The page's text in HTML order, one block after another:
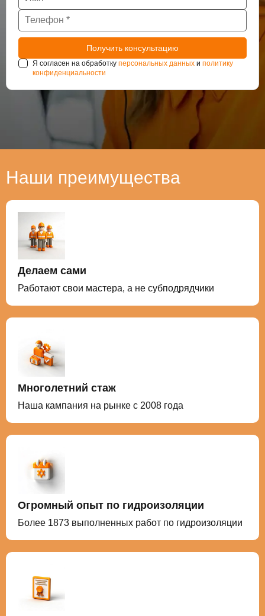
Я согласен на обработку персональных данных и политику
конфиденциальности
Наши преимущества
Делаем сами
Работают свои мастера, а не субподрядчики
Многолетний стаж
Наша кампания на рынке с 2008 года
Огромный опыт по гидроизоляции
Более 1873 выполненных работ по гидроизоляции